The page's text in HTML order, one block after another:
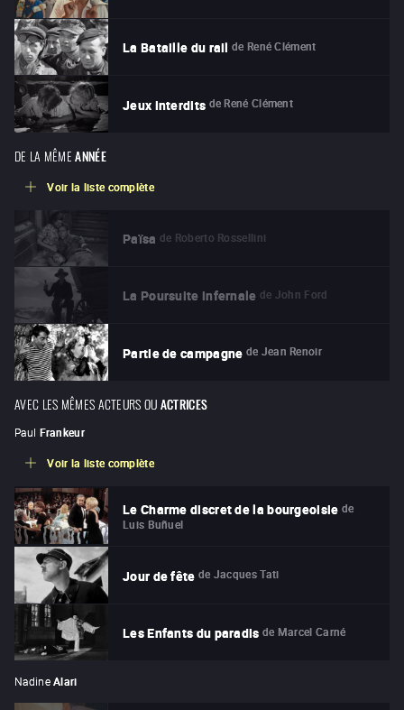
La Bataille du rail de René Clément
Jeux interdits de René Clément
DE LA MÊME ANNÉE
Voir la liste complète
Païsa de Roberto Rossellini
La Poursuite infernale de John Ford
Partie de campagne de Jean Renoir
AVEC LES MÊMES ACTEURS OUACTRICES
Paul Frankeur
Voir la liste complète
Le Charme discret de la bourgeoisie de
Luis Buñuel
Jour de fête de Jacques Tati
Les Enfants du paradis de Marcel Carné
Nadine Alari